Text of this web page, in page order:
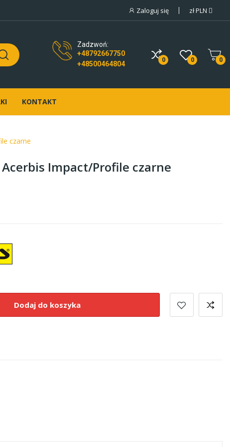
Zaloguj się złPLN
Zadzwoń:
+48792667750
+48500464804
0 0 0
KONTAKT
czarne
Impact/Profile czarne
Dodaj do koszyka